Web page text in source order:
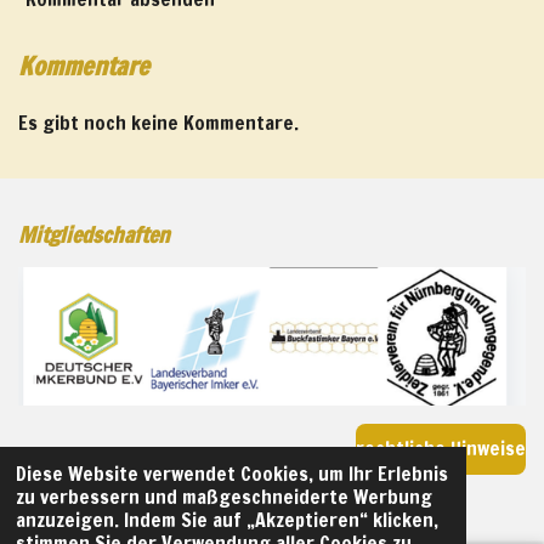
Diese Website verwendet Cookies, um Ihr Erlebnis
zu verbessern und maßgeschneiderte Werbung
anzuzeigen. Indem Sie auf „Akzeptieren“ klicken,
Kommentare
Es gibt noch keine Kommentare.
Mitgliedschaften
rechtliche Hinweise
2026 Kaan Honig aus Franken